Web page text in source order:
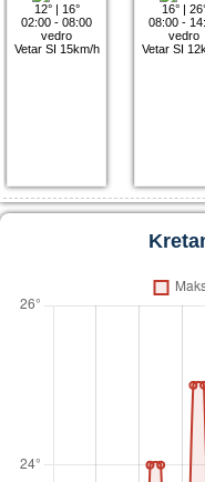
12°| 16°
02:00 - 08:00
vedro
Vetar SI 15km/h
16°|
08:00 -
vedro
Vetar SI